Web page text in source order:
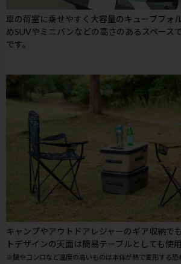
車の荷室に乗せやすく大容量のキューブフォ
めSUVやミニバンなどの高さのあるスペース
です。
キャンプやアウトドアレジャーのギア収納で
トデザインの天面は簡易テーブルとしても使用
※鍋やコンロなど温度の高いものは本体が熱で変形する恐